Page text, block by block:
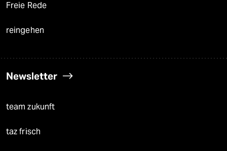
Freie Rede
reingehen
Newsletter
team zukunft
taz frisch